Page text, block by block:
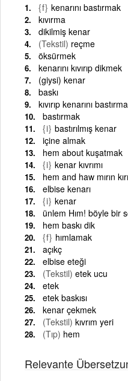
{f} kenarını bastırmak
kıvırma
dikilmiş kenar
(Tekstil) reçme
öksürmek
kenarını kıvırıp dikmek
(giysi) kenar
baskı
kıvırıp kenarını
bastırmak
{i} bastırılmış kenar
içine almak
hem about kuşatmak
{i} kenar kıvrımı
hem and haw mırın
elbise kenarı
{i} kenar
ünlem Hım! böyle bir
hem baskı dik
{f} hımlamak
açıkç
elbise eteği
(Tekstil) etek ucu
etek
etek baskısı
kenar çekmek
(Tekstil) kıvrım yeri
(Tıp) hem
Relevante